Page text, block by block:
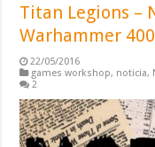
Titan Legions –
Warhammer
22/05/2016
games workshop, noticia,
2